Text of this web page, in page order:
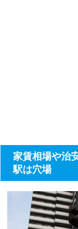
家賃相場や治
駅は穴場